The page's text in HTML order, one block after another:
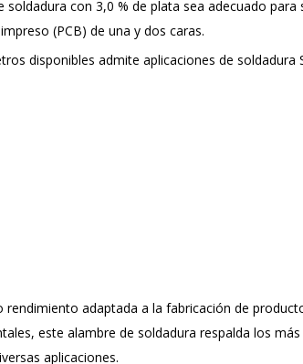
con 3,0 % de plata sea adecuado
(PCB) de una y dos caras.
disponibles admite aplicaciones de soldadura
adaptada a la fabricación de
este alambre de soldadura respalda los
aplicaciones.